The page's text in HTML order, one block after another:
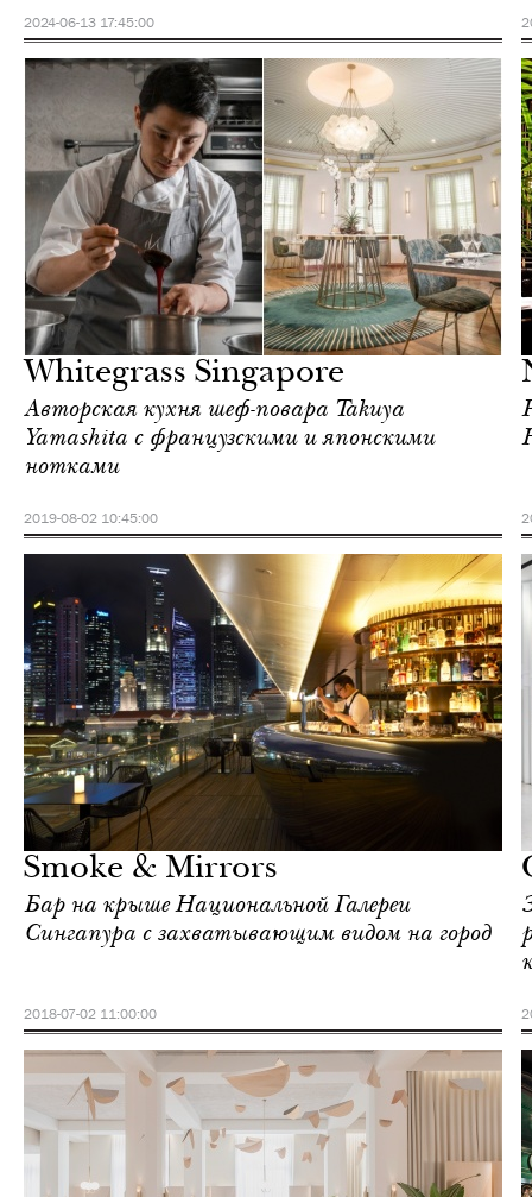
2024-06-13 17:45:00
Whitegrass Singapore
Авторская кухня шеф-повара Takuya
Yamashita с французскими и японскими
нотками
2019-08-02 10:45:00
Smoke & Mirrors
Бар на крыше Национальной Галереи
Сингапура с захватывающим видом на город
2018-07-02 11:00:00